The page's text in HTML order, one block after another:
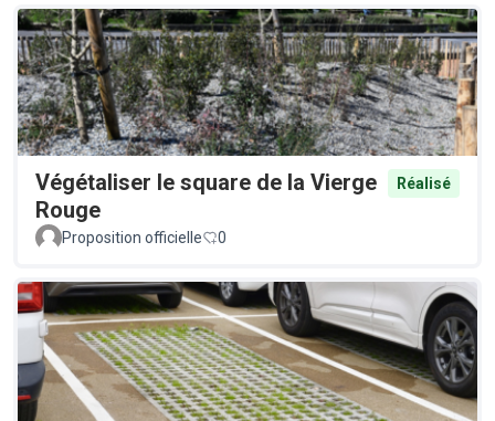
Végétaliser le square de la Vierge
Rouge
Réalisé
Proposition officielle 0